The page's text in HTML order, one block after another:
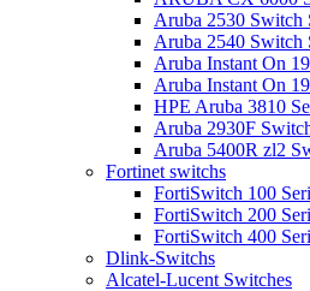
Aruba 2530 Switch
Aruba 2540 Switch
Aruba Instant On
Aruba Instant On
HPE Aruba 3810
Aruba 2930F
Aruba 5400R zl2
Fortinet switchs
FortiSwitch 100
FortiSwitch 200
FortiSwitch 400
Dlink-Switchs
Alcatel-Lucent Switches